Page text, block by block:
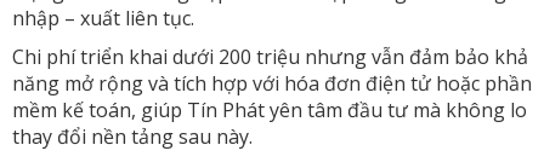
nhập – xuất liên tục.
Chi phí triển khai dưới 200 triệu nhưng vẫn đảm bảo khả
năng mở rộng và tích hợp với hóa đơn điện tử hoặc phần
mềm kế toán, giúp Tín Phát yên tâm đầu tư mà không lo
thay đổi nền tảng sau này.